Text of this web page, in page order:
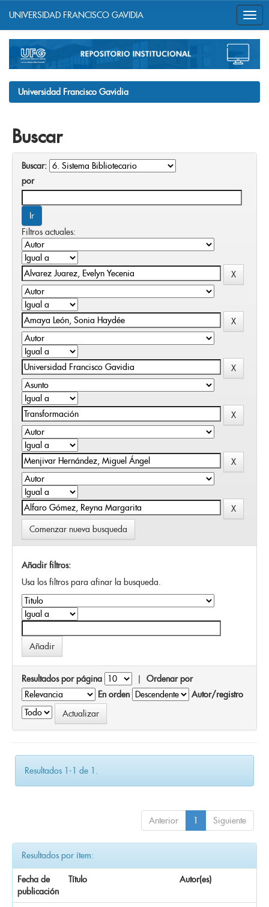
navigation
UNIVERSIDAD FRANCISCO GAVIDIA
Universidad Francisco Gavidia
Buscar
Buscar:
por
Filtros actuales:
Comenzar nueva busqueda
Añadir filtros:
Usa los filtros para afinar la busqueda.
Resultados por página | Ordenar por
En orden
Autor/registro
Resultados 1-1 de 1.
Anterior 1 Siguiente
Resultados por ítem:
Fecha de
publicación
Título Autor(es)